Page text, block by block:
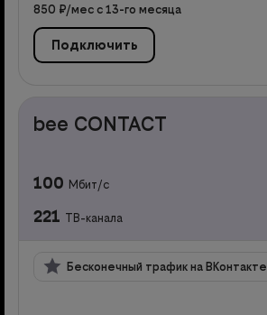
850 ₽/мес с 13-го месяца
Подключить
bee CONTACT
100 Мбит/с
221 ТВ-канала
Бесконечный трафик на ВКонтакте